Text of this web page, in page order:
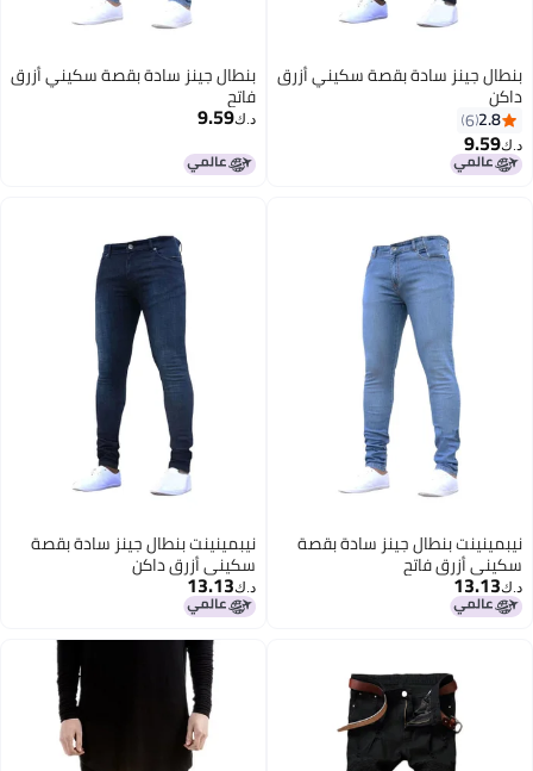
بنطال جينز سادة بقصة سكيني أزرق
داكن
2.8
6
د.ك‏9.59
بنطال جينز سادة بقصة سكيني أزرق
فاتح
د.ك‏9.59
نيبمينينت بنطال جينز سادة بقصة
سكيني أزرق فاتح
د.ك‏13.13
نيبمينينت بنطال جينز سادة بقصة
سكيني أزرق داكن
د.ك‏13.13